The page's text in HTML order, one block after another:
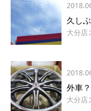
久し
大分店
外車
大分店